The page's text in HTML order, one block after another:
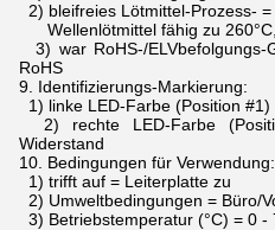
2) bleifreies Lötmittel-Prozess-
Wellenlötmittel fähig zu
3) war RoHS-/
RoHS
9. Identifizierungs-Markierung:
1) linke LED-Farbe (Position
2) rechte LED-Farbe
Widerstand
10. Bedingungen für Verwendung:
1) trifft auf = Leiterplatte zu
2) Umweltbedingungen = Büro/
3) Betriebstemperatur (°C) = 0 -